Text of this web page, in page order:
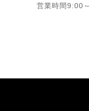
営業時間9:00